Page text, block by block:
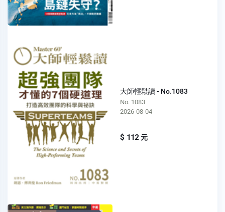
大師輕鬆讀 - No.1083
No. 1083
2026-08-04
$ 112 元